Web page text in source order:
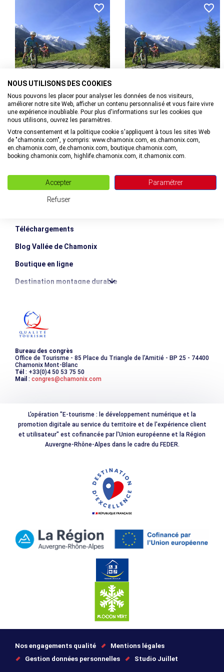
L'Eglise a été construite afin de permettre aux Argentéraux
d'assister à la messe en hiver car il était très dangereux
voire impossible, à l'époque, de se rendre à Chamonix en
pleine période hivernale. L'église fut alors construite aux
frais des habitants.
Arrêt de bus le plus proche: Argentière FIS
Arrêt de train le plus proche: Gare d'Argentière
Parking à proximité.
à Chamonix-Mont-Blanc
Itinéraire VTT AE - G : Chamonix
- Argentière - La rive droite du
bord d'Arve
Itinéraire VTT - G : Chamonix -
Argentière - La rive droite du
bord d'Arve
Téléchargements
Blog Vallée de Chamonix
Boutique en ligne
Destination montagne durable
Photothèque
Bureau des congrès
Office de Tourisme - 85 Place du Triangle de l'Amitié - BP 25 - 74400
Chamonix Mont-Blanc
Tél : +33(0)4 50 53 75 50
Mail : congres@chamonix.com
L'opération "E-tourisme : le développement numérique et la
promotion digitale au service du territoire et de l'expérience client
et utilisateur" est cofinancée par l'Union européenne et la Région
Auvergne-Rhône-Alpes dans le cadre du FEDER.
Nos engagements qualité
Mentions légales
Gestion données personnelles
Studio Juillet
NOUS UTILISONS DES COOKIES
Nous pouvons les placer pour analyser les données de nos visiteurs,
améliorer notre site Web, afficher un contenu personnalisé et vous faire vivre
une expérience inoubliable. Pour plus d'informations sur les cookies que
nous utilisons, ouvrez les paramètres.
Votre consentement et la politique cookie s'appliquent à tous les sites Web
de "chamonix.com", y compris: www.chamonix.com, es.chamonix.com,
en.chamonix.com, de.chamonix.com, boutique.chamonix.com,
booking.chamonix.com, highlife.chamonix.com, it.chamonix.com.
Accepter Paramétrer
Refuser